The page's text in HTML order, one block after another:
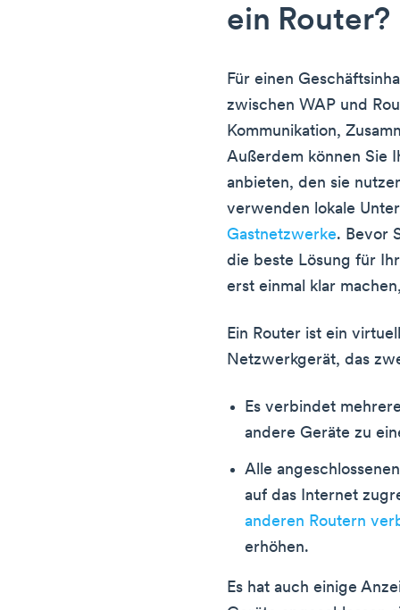
ein Router?
Für einen
zwischen WAP und
Kommunikation,
Außerdem können Sie
anbieten, den sie
verwenden lokale
Gastnetzwerke. Bevor
die beste Lösung für
erst einmal klar
Ein Router ist ein
Netzwerkgerät, das
Es verbindet
andere Geräte zu
Alle
auf das Internet
anderen Routern
erhöhen.
Es hat auch einige